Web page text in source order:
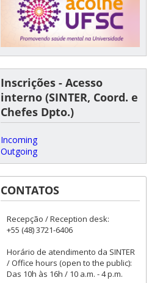
Inscrições - Acesso
interno (SINTER, Coord. e
Chefes Dpto.)
Incoming
Outgoing
CONTATOS
Recepção / Reception desk:
+55 (48) 3721-6406
Horário de atendimento da SINTER
/ Office hours (open to the public):
Das 10h às 16h / 10 a.m. - 4 p.m.